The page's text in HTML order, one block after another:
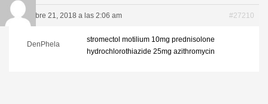
diciembre 21, 2018 a las 2:06 am #27210
DenPhela
stromectol motilium 10mg prednisolone
hydrochlorothiazide 25mg azithromycin